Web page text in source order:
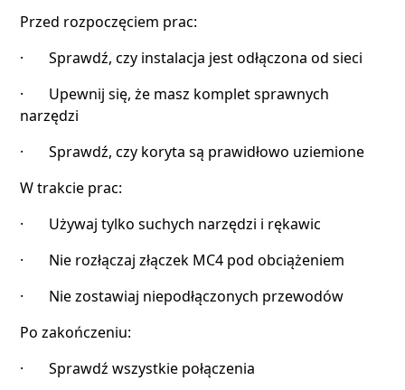
Przed rozpoczęciem prac:
· Sprawdź, czy instalacja jest odłączona od sieci
· Upewnij się, że masz komplet sprawnych
narzędzi
· Sprawdź, czy koryta są prawidłowo uziemione
W trakcie prac:
· Używaj tylko suchych narzędzi i rękawic
· Nie rozłączaj złączek MC4 pod obciążeniem
· Nie zostawiaj niepodłączonych przewodów
Po zakończeniu:
· Sprawdź wszystkie połączenia